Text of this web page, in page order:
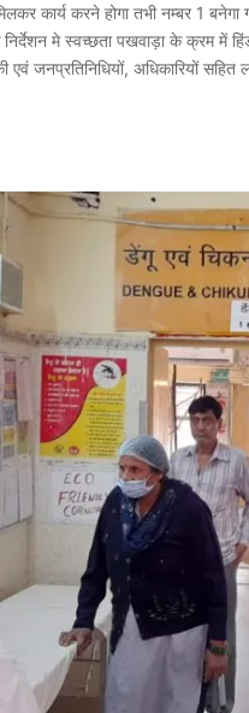
कार्य करने होगा तभी नम्बर 1 बनेगा
मे स्वच्छता पखवाड़ा के क्रम में
एवं जनप्रतिनिधियों, अधिकारियों